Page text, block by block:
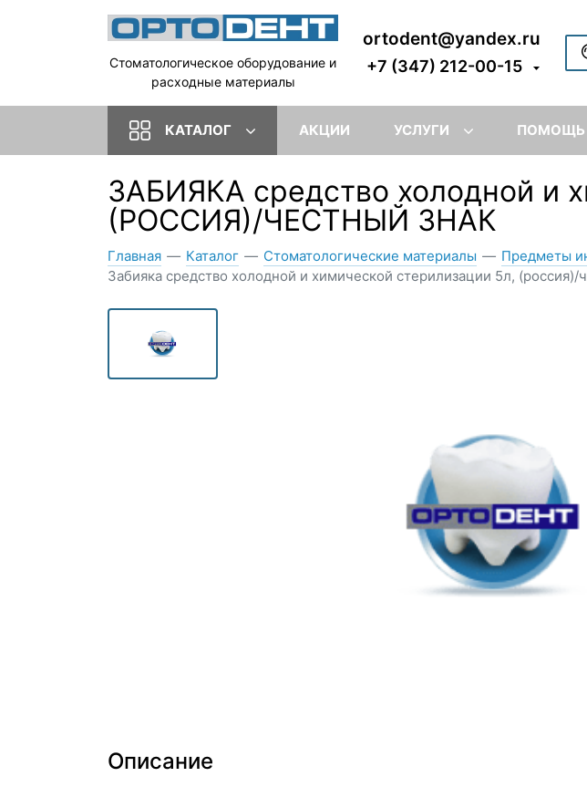
Стоматологическое оборудование и
расходные материалы
ortodent@yandex.ru
+7 (347) 212-00-15
КАТАЛОГ АКЦИИ УСЛУГИ ПОМОЩЬ
ЗАБИЯКА средство холодной и
(РОССИЯ)/ЧЕСТНЫЙ ЗНАК
Главная — Каталог — Стоматологические материалы — Предметы
Забияка средство холодной и химической стерилизации 5л, (россия)/
Описание